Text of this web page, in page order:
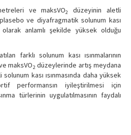
ve maksVO2
düzeyinin aletli
plasebo ve diyafragmatik solunum kası
olarak anlamlı şekilde yüksek olduğu
farklı solunum kası ısınmalarının
maksVO2 düzeylerinde artış meydana
kası ısınmasında daha yüksek
performansın iyileştirilmesi için
türlerinin uygulatılmasının faydalı